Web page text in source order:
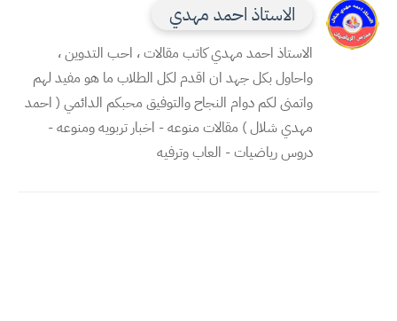
الاستاذ احمد مهدي
الاستاذ احمد مهدي كاتب مقالات ، احب التدوين ،
واحاول بكل جهد ان اقدم لكل الطلاب ما هو مفيد لهم
واتمنى لكم دوام النجاح والتوفيق محبكم الدائمي ( احمد
مهدي شلال ) مقالات منوعه - اخبار تربويه ومنوعه -
دروس رياضيات - العاب وترفيه